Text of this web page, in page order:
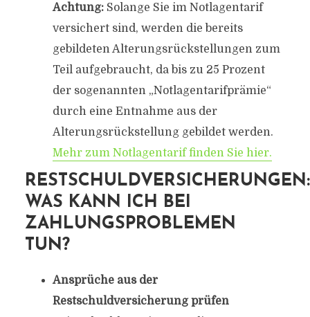
Achtung: Solange Sie im Notlagentarif
versichert sind, werden die bereits
gebildeten Alterungsrückstellungen zum
Teil aufgebraucht, da bis zu 25 Prozent
der sogenannten „Notlagentarifprämie“
durch eine Entnahme aus der
Alterungsrückstellung gebildet werden.
Mehr zum Notlagentarif finden Sie hier.
RESTSCHULDVERSICHERUNGEN:
WAS KANN ICH BEI
ZAHLUNGSPROBLEMEN
TUN?
Ansprüche aus der
Restschuldversicherung prüfen